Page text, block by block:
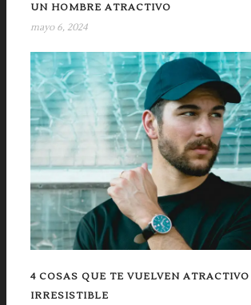
UN HOMBRE ATRACTIVO
mayo 6, 2024
4 COSAS QUE TE VUELVEN
IRRESISTIBLE